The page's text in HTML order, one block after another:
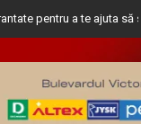
a te ajuta să slăbești